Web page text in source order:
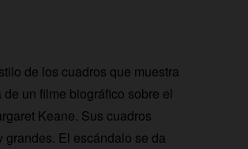
de los cuadros que muestra
un filme biográfico sobre el
Keane. Sus cuadros
El escándalo se da